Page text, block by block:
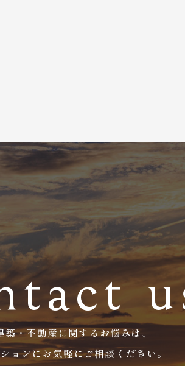
築・不動産に関するお悩みは、
ョンにお気軽にご相談ください。